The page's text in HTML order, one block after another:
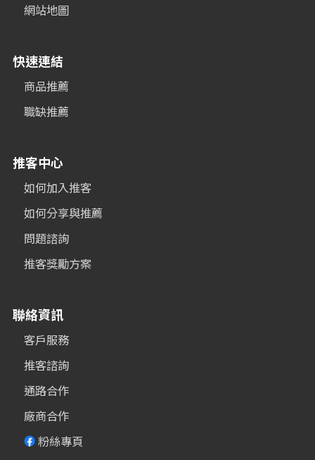
網站地圖
快速連結
商品推薦
職缺推薦
推客中心
如何加入推客
如何分享與推薦
問題諮詢
推客獎勵方案
聯絡資訊
客戶服務
推客諮詢
通路合作
廠商合作
粉絲專頁